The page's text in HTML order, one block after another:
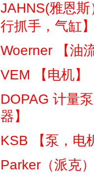
JAHNS(雅恩斯
行抓手，气缸
Woerner
【油
VEM
【电机】
DOPAG 计量
器】
KSB
【泵，电
Parker （派克